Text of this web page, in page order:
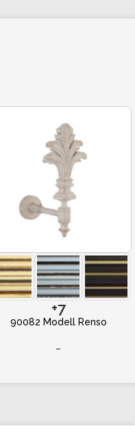
+7
90082 Modell Renso
–